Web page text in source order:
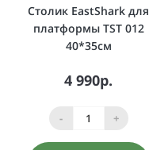
Столик EastShark для
платформы TST 012
40*35см
4 990р.
- +